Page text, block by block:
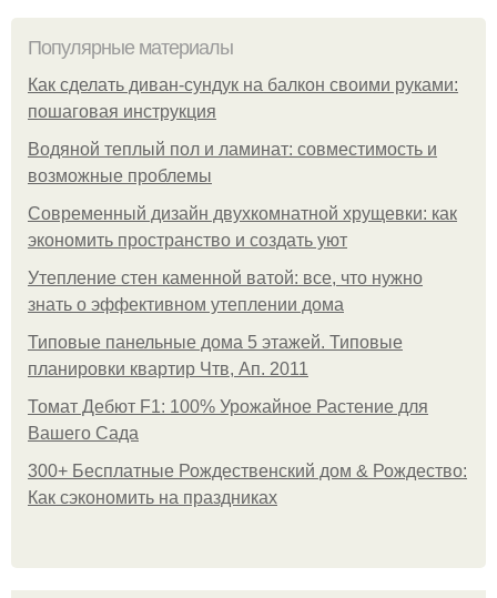
Популярные материалы
Как сделать диван-сундук на балкон своими руками:
пошаговая инструкция
Водяной теплый пол и ламинат: совместимость и
возможные проблемы
Современный дизайн двухкомнатной хрущевки: как
экономить пространство и создать уют
Утепление стен каменной ватой: все, что нужно
знать о эффективном утеплении дома
Типовые панельные дома 5 этажей. Типовые
планировки квартир Чтв, Ап. 2011
Томат Дебют F1: 100% Урожайное Растение для
Вашего Сада
300+ Бесплатные Рождественский дом & Рождество:
Как сэкономить на праздниках